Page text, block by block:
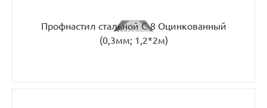
Профнастил стальной С-8 Оцинкованный
(0,3мм; 1,2*2м)